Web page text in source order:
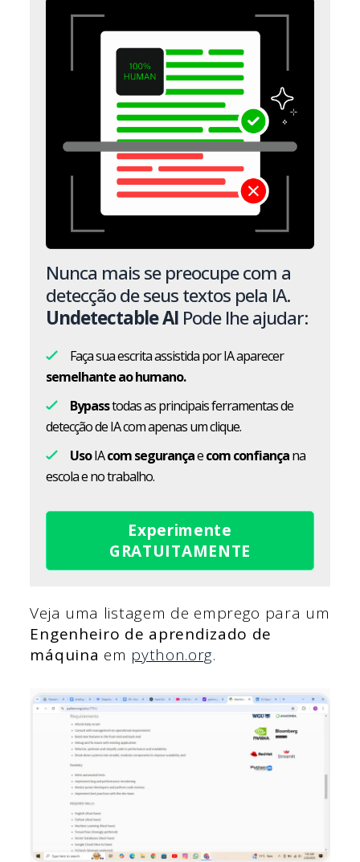
Nunca mais se preocupe com a
detecção de seus textos pela IA.
Undetectable AI Pode lhe ajudar:
Faça sua escrita assistida por IA aparecer
semelhante ao humano.
Bypasstodas as principais ferramentas de
detecção de IA com apenas um clique.
UsoIAcom segurançaecom confiançana
escola e no trabalho.
Experimente
GRATUITAMENTE
Veja uma listagem de emprego para um
Engenheiro de aprendizado de
máquina em python.org.